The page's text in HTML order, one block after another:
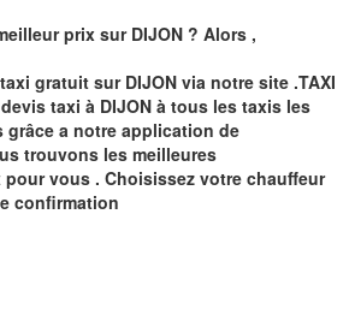
prix sur DIJON ? Alors ,
gratuit sur DIJON via notre site .TAXI
taxi à DIJON à tous les taxis les
a notre application de
trouvons les meilleures
vous . Choisissez votre chauffeur
confirmation